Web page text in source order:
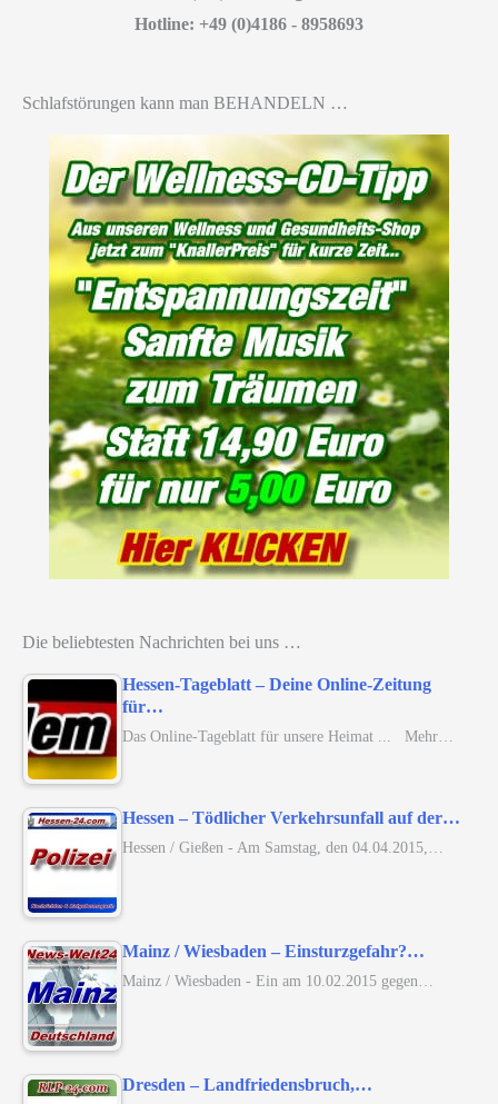
Hotline: +49 (0)4186 - 8958693
Schlafstörungen kann man BEHANDELN …
Die beliebtesten Nachrichten bei uns …
Hessen-Tageblatt – Deine Online-Zeitung
für…
Das Online-Tageblatt für unsere Heimat ... Mehr…
Hessen – Tödlicher Verkehrsunfall auf der…
Hessen / Gießen - Am Samstag, den 04.04.2015,…
Mainz / Wiesbaden – Einsturzgefahr?…
Mainz / Wiesbaden - Ein am 10.02.2015 gegen…
Dresden – Landfriedensbruch,…